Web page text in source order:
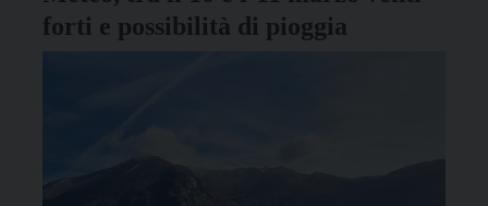
forti e possibilità di pioggia